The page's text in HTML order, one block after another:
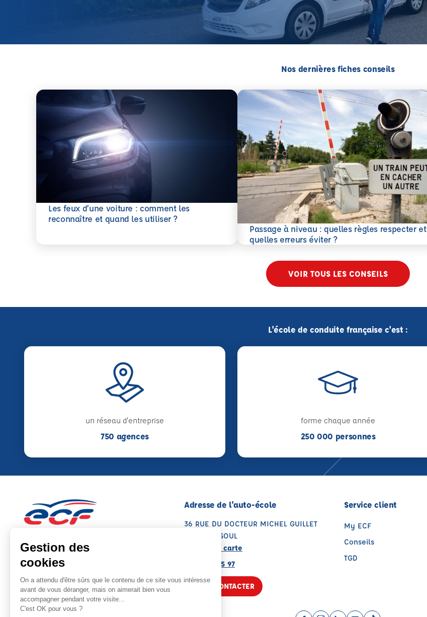
Nos dernières fiches conseils
Les feux d’une voiture : comment les
reconnaître et quand les utiliser ?
En savoir plus
Passage à niveau : quelles règles respecter et
quelles erreurs éviter ?
En savoir plus
VOIR TOUS LES CONSEILS
L'école de conduite française c'est :
un réseau d'entreprise
750 agences
forme chaque année
250 000 personnes
Adresse de l'auto-école
36 RUE DU DOCTEUR MICHEL GUILLET
70000 VESOUL
Voir sur la carte
09 51 50 35 97
NOUS CONTACTER
Service client
My ECF
Conseils
TGD